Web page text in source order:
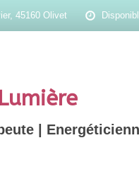
45160 Olivet
|